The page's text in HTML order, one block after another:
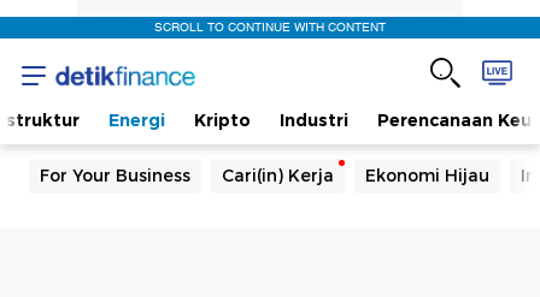
SCROLL TO CONTINUE WITH CONTENT
Energi Kripto Industri Perencanaan
For Your Business Cari(in) Kerja Ekonomi Hijau